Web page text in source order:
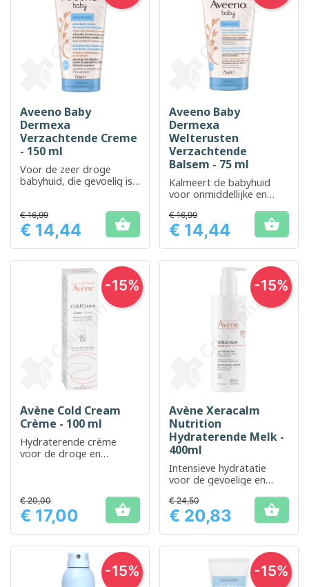
Aveeno Baby
Dermexa
Verzachtende Creme
- 150 ml
Voor de zeer droge
babyhuid, die gevoelig is
Prijs
€ 16,99
€ 14,44 
Aveeno Baby
Dermexa
Welterusten
Verzachtende
Balsem - 75 ml
Kalmeert de babyhuid
voor onmiddellijke en
droogheid.
Prijs
€ 16,99
€ 14,44 
Avène Cold Cream
Crème - 100 ml
Hydraterende crème
voor de droge en
Prijs
€ 20,00
€ 17,00 
-15%
Avène Xeracalm
Nutrition
Hydraterende Melk -
400ml
Intensieve hydratatie
voor de gevoelige en
Prijs
€ 24,50
€ 20,83 
-15%
-15% -15%